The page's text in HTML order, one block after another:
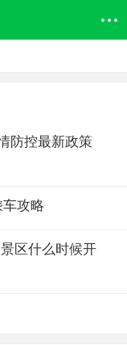
防控最新政策
攻略
区什么时候开